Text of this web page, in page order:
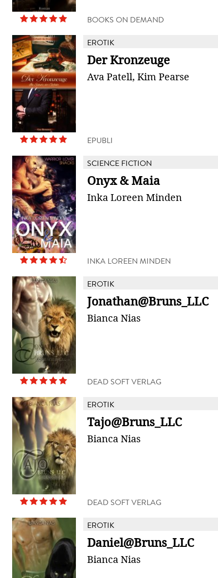
BOOKS ON DEMAND
EROTIK
Der Kronzeuge
Ava Patell, Kim Pearse
EPUBLI
SCIENCE FICTION
Onyx & Maia
Inka Loreen Minden
INKA LOREEN MINDEN
EROTIK
Jonathan@Bruns_LLC
Bianca Nias
DEAD SOFT VERLAG
EROTIK
Tajo@Bruns_LLC
Bianca Nias
DEAD SOFT VERLAG
EROTIK
Daniel@Bruns_LLC
Bianca Nias